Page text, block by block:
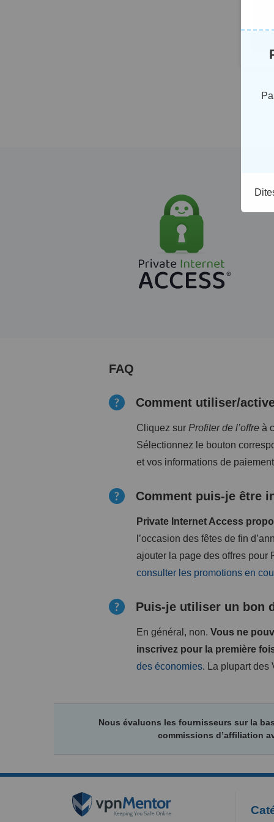
FAQ
Comment utiliser/
Cliquez sur Profiter de l’offre à
Sélectionnez le bouton
et vos informations de
Comment puis-je être
Private Internet Access
l’occasion des fêtes de fin
ajouter la page des offres pour
consulter les promotions en
Puis-je utiliser un bon
En général, non. Vous ne
inscrivez pour la première
des économies. La plupart des
Nous évaluons les fournisseurs sur la
commissions d’affiliation